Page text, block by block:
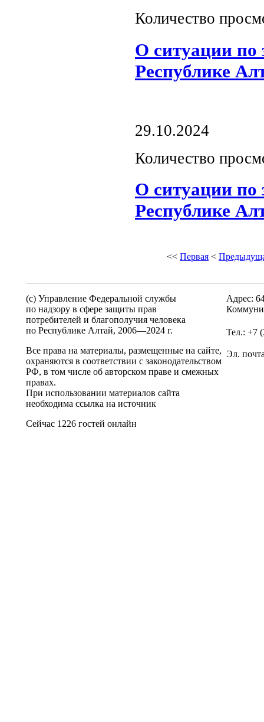
Количество
О ситуации по
Республике
29.10.2024
Количество
О ситуации по
Республике
<< Первая <
(c) Управление Федеральной службы
по надзору в сфере защиты прав
потребителей и благополучия человека
по Республике Алтай, 2006—2024 г.
Все права на материалы, размещенные на сайте,
охраняются в соответствии с законодательством
РФ, в том числе об авторском праве и смежных
правах.
При использовании материалов сайта
необходима ссылка на источник
Сейчас 1226 гостей онлайн
Адрес:
Тел.: +7
Эл.